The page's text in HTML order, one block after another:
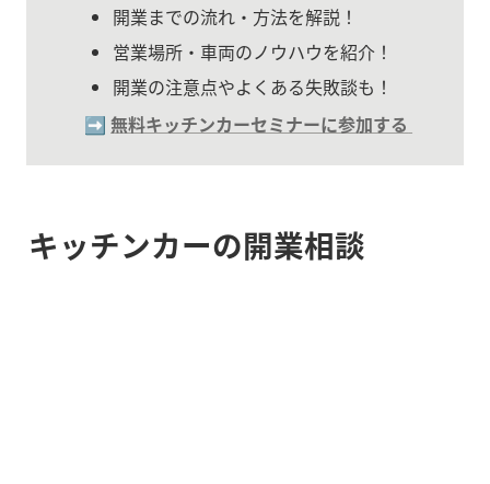
開業までの流れ・方法を解説！
営業場所・車両のノウハウを紹介！
開業の注意点やよくある失敗談も！
➡️ 無料キッチンカーセミナーに参加する
キッチンカーの開業相談